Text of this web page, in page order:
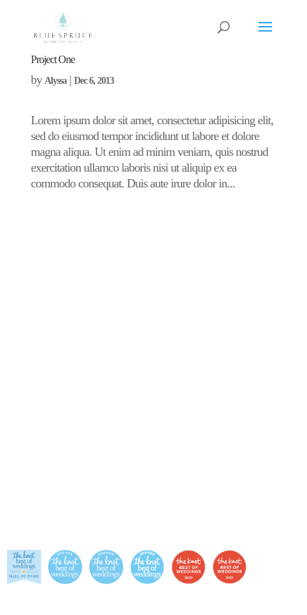
Project One
by Alyssa| Dec 6, 2013
Lorem ipsum dolor sit amet, consectetur adipisicing elit,
sed do eiusmod tempor incididunt ut labore et dolore
magna aliqua. Ut enim ad minim veniam, quis nostrud
exercitation ullamco laboris nisi ut aliquip ex ea
commodo consequat. Duis aute irure dolor in...